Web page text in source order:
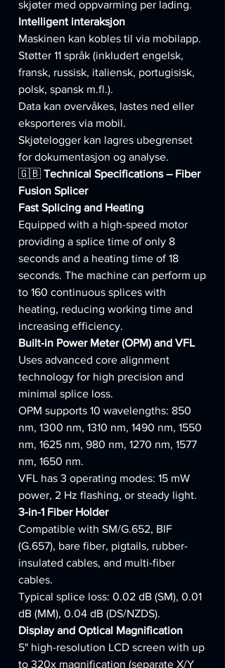
skjøter med oppvarming per lading.
Intelligent interaksjon
Maskinen kan kobles til via mobilapp.
Støtter 11 språk (inkludert engelsk,
fransk, russisk, italiensk, portugisisk,
polsk, spansk m.fl.).
Data kan overvåkes, lastes ned eller
eksporteres via mobil.
Skjøtelogger kan lagres ubegrenset
for dokumentasjon og analyse.
🇬🇧 Technical Specifications – Fiber
Fusion Splicer
Fast Splicing and Heating
Equipped with a high-speed motor
providing a splice time of only 8
seconds and a heating time of 18
seconds. The machine can perform up
to 160 continuous splices with
heating, reducing working time and
increasing efficiency.
Built-in Power Meter (OPM) and VFL
Uses advanced core alignment
technology for high precision and
minimal splice loss.
OPM supports 10 wavelengths: 850
nm, 1300 nm, 1310 nm, 1490 nm, 1550
nm, 1625 nm, 980 nm, 1270 nm, 1577
nm, 1650 nm.
VFL has 3 operating modes: 15 mW
power, 2 Hz flashing, or steady light.
3-in-1 Fiber Holder
Compatible with SM/G.652, BIF
(G.657), bare fiber, pigtails, rubber-
insulated cables, and multi-fiber
cables.
Typical splice loss: 0.02 dB (SM), 0.01
dB (MM), 0.04 dB (DS/NZDS).
Display and Optical Magnification
5" high-resolution LCD screen with up
to 320x magnification (separate X/Y